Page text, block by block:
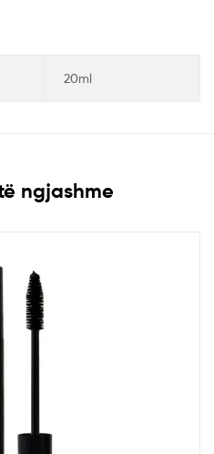
20ml
ngjashme